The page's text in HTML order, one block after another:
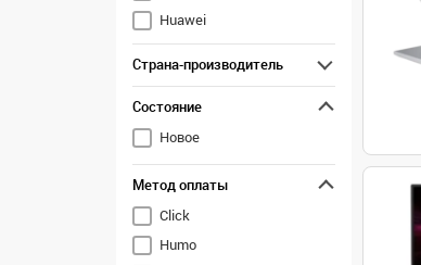
Huawei
Lenovo
MSI
Страна-производитель
Состояние
Новое
Метод оплаты
Click
Humo